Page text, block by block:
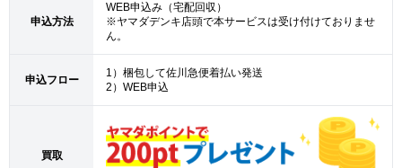
申込方法
WEB申込み（宅配回収）
※ヤマダデンキ店頭で本サービスは受け付けておりませ
ん。
申込フロー
1）梱包して佐川急便着払い発送
2）WEB申込
買取